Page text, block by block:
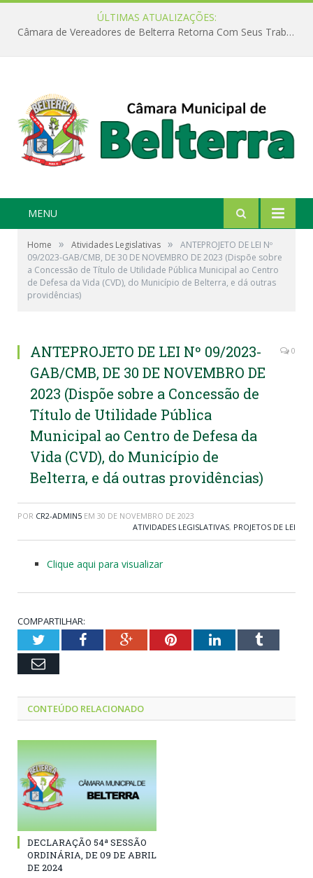
ÚLTIMAS ATUALIZAÇÕES:
Câmara de Vereadores de Belterra Retorna Com Seus Trabalhos Legislativos
MENU
Home » Atividades Legislativas »
ANTEPROJETO DE LEI Nº
09/2023-GAB/CMB, DE 30 DE NOVEMBRO DE 2023 (Dispõe sobre
a Concessão de Título de Utilidade Pública Municipal ao Centro
de Defesa da Vida (CVD), do Município de Belterra, e dá outras
providências)
ANTEPROJETO DE LEI Nº 09/2023-
GAB/CMB, DE 30 DE NOVEMBRO DE
2023 (Dispõe sobre a Concessão de
Título de Utilidade Pública
Municipal ao Centro de Defesa da
Vida (CVD), do Município de
Belterra, e dá outras providências)
0
POR CR2-ADMIN5 EM 30 DE NOVEMBRO DE 2023
ATIVIDADES LEGISLATIVAS, PROJETOS DE LEI
Clique aqui para visualizar
COMPARTILHAR:
TwitterFacebookGoogle+PinterestLinkedInTumblr
Email
CONTEÚDO RELACIONADO
DECLARAÇÃO 54ª SESSÃO
ORDINÁRIA, DE 09 DE ABRIL
DE 2024